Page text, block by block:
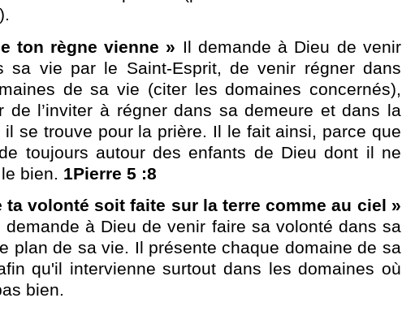
ton règne vienne » Il demande à Dieu de venir
sa vie par le Saint-Esprit, de venir régner dans
de sa vie (citer les domaines concernés),
de l’inviter à régner dans sa demeure et dans la
il se trouve pour la prière. Il le fait ainsi, parce que
toujours autour des enfants de Dieu dont il ne
bien. 1Pierre 5 :8
ta volonté soit faite sur la terre comme au ciel »
demande à Dieu de venir faire sa volonté dans sa
plan de sa vie. Il présente chaque domaine de sa
qu'il intervienne surtout dans les domaines où
bien.